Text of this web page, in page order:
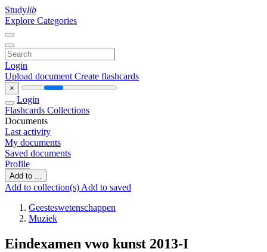
Studylib
Explore Categories
Login
Upload document Create flashcards
×
Login
Flashcards Collections
Documents
Last activity
My documents
Saved documents
Profile
Add to ...
Add to collection(s) Add to saved
Geesteswetenschappen
Muziek
Eindexamen vwo kunst 2013-I